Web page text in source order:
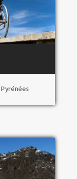
Pyrénées